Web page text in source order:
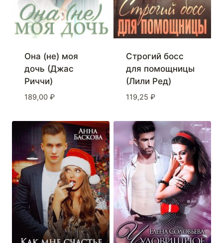
Она (не) моя
дочь (Джас
Риччи)
189,00 ₽
Строгий босс
для помощницы
(Лили Ред)
119,25 ₽